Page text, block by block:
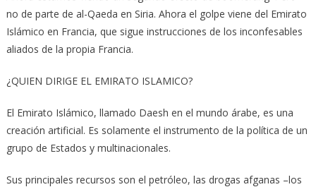
no de parte de al-Qaeda en Siria. Ahora el golpe viene del Emirato
Islámico en Francia, que sigue instrucciones de los inconfesables
aliados de la propia Francia.
¿QUIEN DIRIGE EL EMIRATO ISLAMICO?
El Emirato Islámico, llamado Daesh en el mundo árabe, es una
creación artificial. Es solamente el instrumento de la política de un
grupo de Estados y multinacionales.
Sus principales recursos son el petróleo, las drogas afganas –los